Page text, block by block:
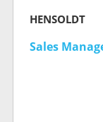
HENSOLDT
Sales